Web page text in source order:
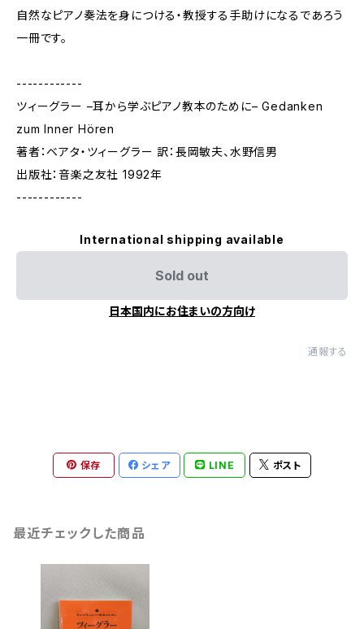
自然なピアノ奏法を身につける・教授する手助けになるであろう
一冊です。
------------
ツィーグラー –耳から学ぶピアノ教本のために– Gedanken
zum Inner Hören
著者：ベアタ・ツィーグラー 訳：長岡敏夫、水野信男
出版社：音楽之友社 1992年
------------
International shipping available
Sold out
日本国内にお住まいの方向け
通報する
保存 シェア LINE ポスト
最近チェックした商品